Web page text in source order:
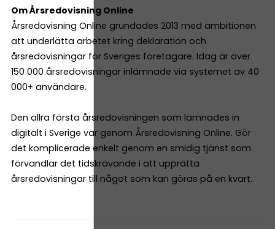
Om Årsredovisning Online
Årsredovisning Online grundades 2013 med ambitionen
att underlätta arbetet kring deklaration och
årsredovisningar för Sveriges företagare. Idag är över
150 000 årsredovisningar inlämnade via systemet av 40
000+ användare.
Den allra första årsredovisningen som lämnades in
digitalt i Sverige var genom Årsredovisning Online. Gör
det komplicerade enkelt genom en smidig tjänst som
förvandlar det tidskrävande i att upprätta
årsredovisningar till något som kan göras på en kvart.